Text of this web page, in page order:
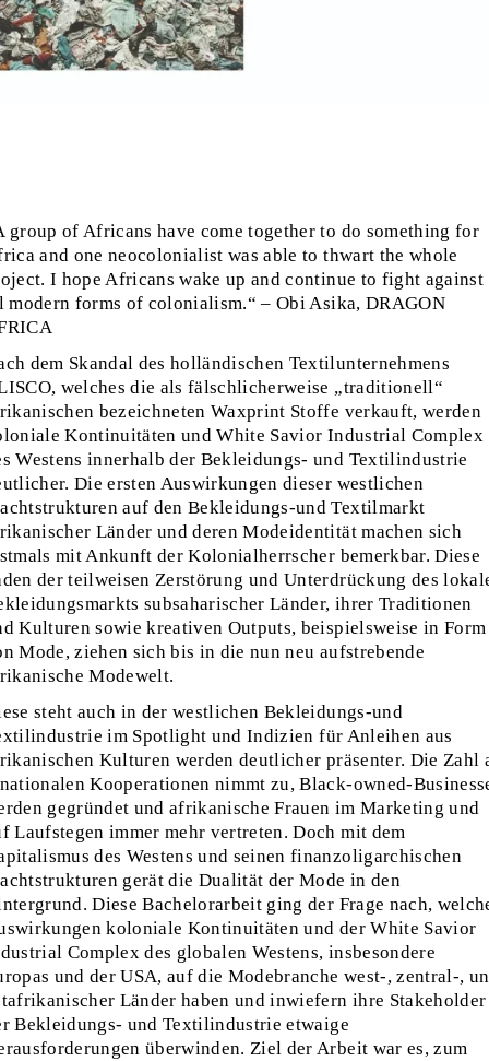
group of Africans have come together to do something for
and one neocolonialist was able to thwart the whole
I hope Africans wake up and continue to fight against
modern forms of colonialism.“ – Obi Asika, DRAGON
dem Skandal des holländischen Textilunternehmens
welches die als fälschlicherweise „traditionell“
bezeichneten Waxprint Stoffe verkauft, werden
Kontinuitäten und White Savior Industrial Complex
Westens innerhalb der Bekleidungs- und Textilindustrie
Die ersten Auswirkungen dieser westlichen
auf den Bekleidungs-und Textilmarkt
Länder und deren Modeidentität machen sich
mit Ankunft der Kolonialherrscher bemerkbar. Diese
der teilweisen Zerstörung und Unterdrückung des
subsaharischer Länder, ihrer Traditionen
Kulturen sowie kreativen Outputs, beispielsweise in Form
Mode, ziehen sich bis in die nun neu aufstrebende
Modewelt.
steht auch in der westlichen Bekleidungs-und
im Spotlight und Indizien für Anleihen aus
Kulturen werden deutlicher präsenter. Die Zahl
Kooperationen nimmt zu, Black-owned-
gegründet und afrikanische Frauen im Marketing und
Laufstegen immer mehr vertreten. Doch mit dem
des Westens und seinen finanzoligarchischen
gerät die Dualität der Mode in den
Diese Bachelorarbeit ging der Frage nach,
koloniale Kontinuitäten und der White Savior
Complex des globalen Westens, insbesondere
und der USA, auf die Modebranche west-, zentral-,
Länder haben und inwiefern ihre Stakeholder
Bekleidungs- und Textilindustrie etwaige
überwinden. Ziel der Arbeit war es, zum